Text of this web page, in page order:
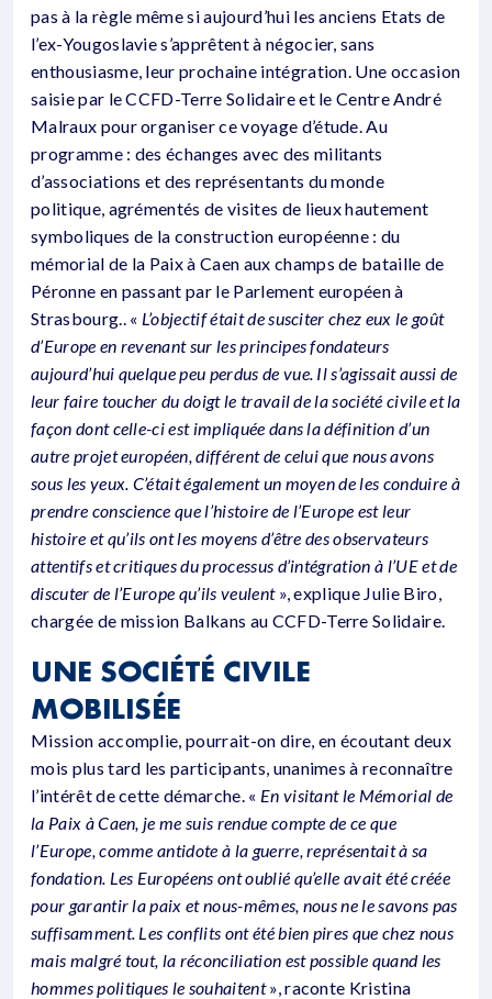
pas à la règle même si aujourd’hui les anciens Etats de
l’ex-Yougoslavie s’apprêtent à négocier, sans
enthousiasme, leur prochaine intégration. Une occasion
saisie par le CCFD-Terre Solidaire et le Centre André
Malraux pour organiser ce voyage d’étude. Au
programme : des échanges avec des militants
d’associations et des représentants du monde
politique, agrémentés de visites de lieux hautement
symboliques de la construction européenne : du
mémorial de la Paix à Caen aux champs de bataille de
Péronne en passant par le Parlement européen à
Strasbourg.. « L’objectif était de susciter chez eux le goût
d’Europe en revenant sur les principes fondateurs
aujourd’hui quelque peu perdus de vue. Il s’agissait aussi de
leur faire toucher du doigt le travail de la société civile et la
façon dont celle-ci est impliquée dans la définition d’un
autre projet européen, différent de celui que nous avons
sous les yeux. C’était également un moyen de les conduire à
prendre conscience que l’histoire de l’Europe est leur
histoire et qu’ils ont les moyens d’être des observateurs
attentifs et critiques du processus d’intégration à l’UE et de
discuter de l’Europe qu’ils veulent», explique Julie Biro,
chargée de mission Balkans au CCFD-Terre Solidaire.
UNE SOCIÉTÉ CIVILE
MOBILISÉE
Mission accomplie, pourrait-on dire, en écoutant deux
mois plus tard les participants, unanimes à reconnaître
l’intérêt de cette démarche. « En visitant le Mémorial de
la Paix à Caen, je me suis rendue compte de ce que
l’Europe, comme antidote à la guerre, représentait à sa
fondation. Les Européens ont oublié qu’elle avait été créée
pour garantir la paix et nous-mêmes, nous ne le savons pas
suffisamment. Les conflits ont été bien pires que chez nous
mais malgré tout, la réconciliation est possible quand les
hommes politiques le souhaitent», raconte Kristina